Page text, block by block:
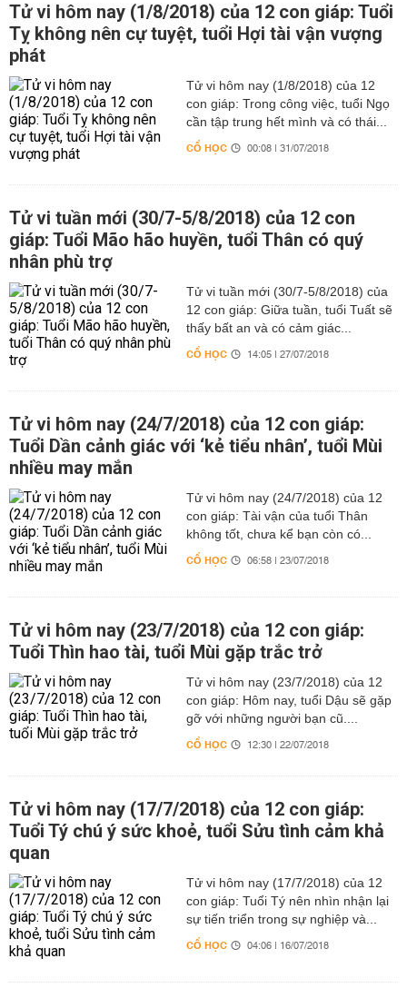
Tử vi hôm nay (1/8/2018) của 12 con giáp: Tuổi
Tỵ không nên cự tuyệt, tuổi Hợi tài vận vượng
phát
Tử vi hôm nay (1/8/2018) của 12
con giáp: Trong công việc, tuổi Ngọ
cần tập trung hết mình và có thái...
CỔ HỌC 00:08 | 31/07/2018
Tử vi tuần mới (30/7-5/8/2018) của 12 con
giáp: Tuổi Mão hão huyền, tuổi Thân có quý
nhân phù trợ
Tử vi tuần mới (30/7-5/8/2018) của
12 con giáp: Giữa tuần, tuổi Tuất sẽ
thấy bất an và có cảm giác...
CỔ HỌC 14:05 | 27/07/2018
Tử vi hôm nay (24/7/2018) của 12 con giáp:
Tuổi Dần cảnh giác với ‘kẻ tiểu nhân’, tuổi Mùi
nhiều may mắn
Tử vi hôm nay (24/7/2018) của 12
con giáp: Tài vận của tuổi Thân
không tốt, chưa kể bạn còn có...
CỔ HỌC 06:58 | 23/07/2018
Tử vi hôm nay (23/7/2018) của 12 con giáp:
Tuổi Thìn hao tài, tuổi Mùi gặp trắc trở
Tử vi hôm nay (23/7/2018) của 12
con giáp: Hôm nay, tuổi Dậu sẽ gặp
gỡ với những người bạn cũ....
CỔ HỌC 12:30 | 22/07/2018
Tử vi hôm nay (17/7/2018) của 12 con giáp:
Tuổi Tý chú ý sức khoẻ, tuổi Sửu tình cảm khả
quan
Tử vi hôm nay (17/7/2018) của 12
con giáp: Tuổi Tý nên nhìn nhận lại
sự tiến triển trong sự nghiệp và...
CỔ HỌC 04:06 | 16/07/2018